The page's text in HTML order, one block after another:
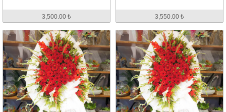
3,500.00 ₺ 3,550.00 ₺